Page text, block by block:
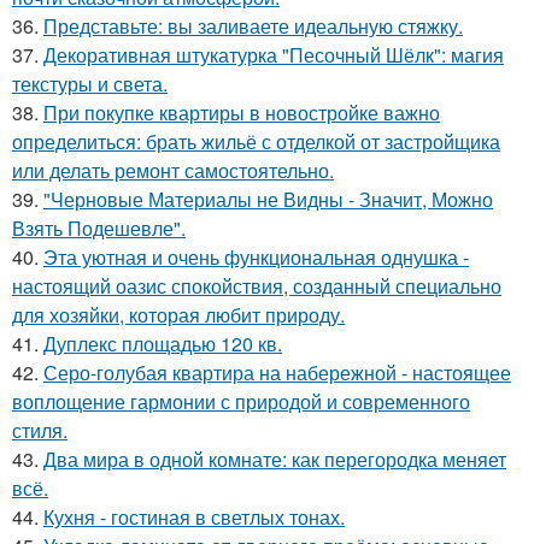
36. Представьте: вы заливаете идеальную стяжку.
37. Декоративная штукатурка "Песочный Шёлк": магия
текстуры и света.
38. При покупке квартиры в новостройке важно
определиться: брать жильё с отделкой от застройщика
или делать ремонт самостоятельно.
39. "Черновые Материалы не Видны - Значит, Можно
Взять Подешевле".
40. Эта уютная и очень функциональная однушка -
настоящий оазис спокойствия, созданный специально
для хозяйки, которая любит природу.
41. Дуплекс площадью 120 кв.
42. Серо-голубая квартира на набережной - настоящее
воплощение гармонии с природой и современного
стиля.
43. Два мира в одной комнате: как перегородка меняет
всё.
44. Кухня - гостиная в светлых тонах.